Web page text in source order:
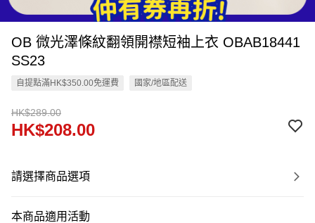
OB 微光澤條紋翻領開襟短袖上衣 OBAB18441
SS23
自提點滿HK$350.00免運費 國家/地區配送
HK$289.00
HK$208.00
請選擇商品選項
本商品適用活動